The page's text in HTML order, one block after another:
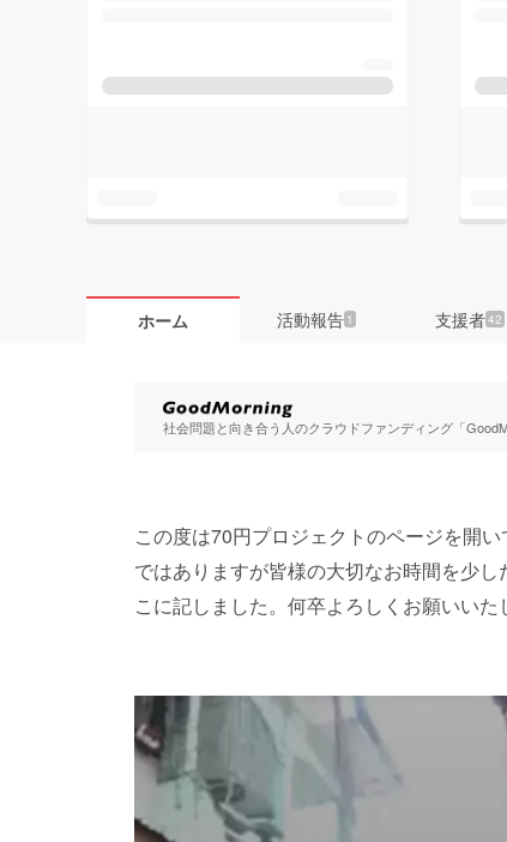
ホーム 活動報告 1 支援者42
社会問題と向き合う人のクラウドファンディング「
この度は70円プロジェクトのページを開
ではありますが皆様の大切なお時間を少
こに記しました。何卒よろしくお願いいた